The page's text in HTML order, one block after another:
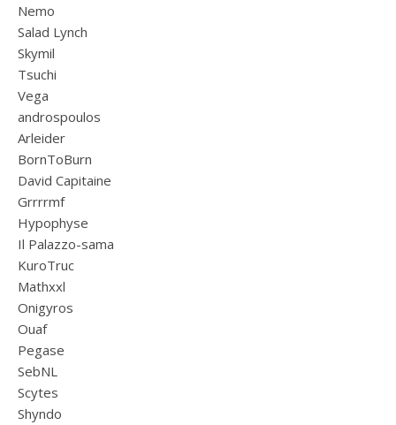
Nemo
Salad Lynch
Skymil
Tsuchi
Vega
androspoulos
Arleider
BornToBurn
David Capitaine
Grrrrmf
Hypophyse
Il Palazzo-sama
KuroTruc
Mathxxl
Onigyros
Ouaf
Pegase
SebNL
Scytes
Shyndo